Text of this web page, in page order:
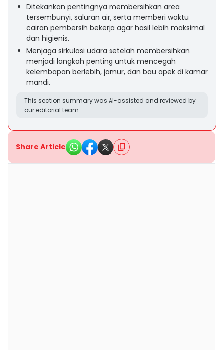
Ditekankan pentingnya membersihkan area
tersembunyi, saluran air, serta memberi waktu
cairan pembersih bekerja agar hasil lebih maksimal
dan higienis.
Menjaga sirkulasi udara setelah membersihkan
menjadi langkah penting untuk mencegah
kelembapan berlebih, jamur, dan bau apek di kamar
mandi.
This section summary was AI-assisted and reviewed by
our editorial team.
Share Article